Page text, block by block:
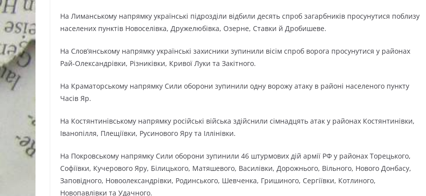
На Лиманському напрямку українські підрозділи відбили десять спроб загарбників просунутися поблизу
населених пунктів Новоселівка, Дружелюбівка, Озерне, Ставки й Дробишеве.
На Слов’янському напрямку українські захисники зупинили вісім спроб ворога просунутися у районах
Рай-Олександрівки, Різниківки, Кривої Луки та Закітного.
На Краматорському напрямку Сили оборони зупинили одну ворожу атаку в районі населеного пункту
Часів Яр.
На Костянтинівському напрямку російські війська здійснили сімнадцять атак у районах Костянтинівки,
Іванопілля, Плещіївки, Русинового Яру та Іллінівки.
На Покровському напрямку Сили оборони зупинили 46 штурмових дій армії РФ у районах Торецького,
Софіївки, Кучерового Яру, Білицького, Матяшевого, Василівки, Дорожнього, Вільного, Нового Донбасу,
Заповідного, Новоолександрівки, Родинського, Шевченка, Гришиного, Сергіївки, Котлиного,
Новопавлівки та Удачного.